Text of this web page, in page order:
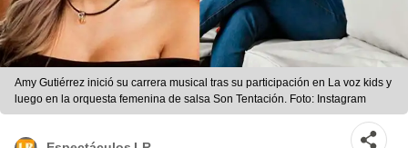
Amy Gutiérrez inició su carrera musical tras su participación en La voz kids y
luego en la orquesta femenina de salsa Son Tentación. Foto: Instagram